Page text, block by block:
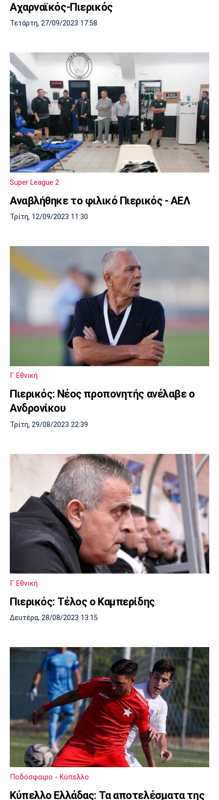
Αχαρναϊκός-Πιερικός
Τετάρτη, 27/09/2023 17:58
Super League 2
Αναβλήθηκε το φιλικό Πιερικός - ΑΕΛ
Τρίτη, 12/09/2023 11:30
Γ Εθνική
Πιερικός: Νέος προπονητής ανέλαβε ο
Ανδρονίκου
Τρίτη, 29/08/2023 22:39
Γ Εθνική
Πιερικός: Τέλος ο Καμπερίδης
Δευτέρα, 28/08/2023 13:15
Ποδόσφαιρο - Κύπελλο
Κύπελλο Ελλάδας: Τα αποτελέσματα της